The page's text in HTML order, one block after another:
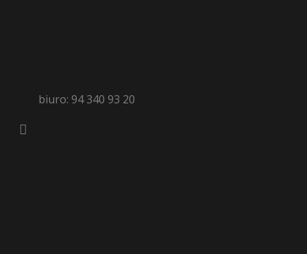
biuro: 94 340 93 20